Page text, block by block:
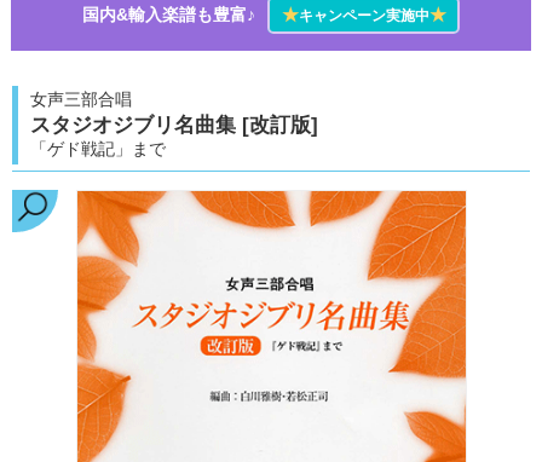
国内&輸入楽譜も豊富♪
★キャンペーン実施中★
女声三部合唱
スタジオジブリ名曲集 [改訂版]
「ゲド戦記」まで